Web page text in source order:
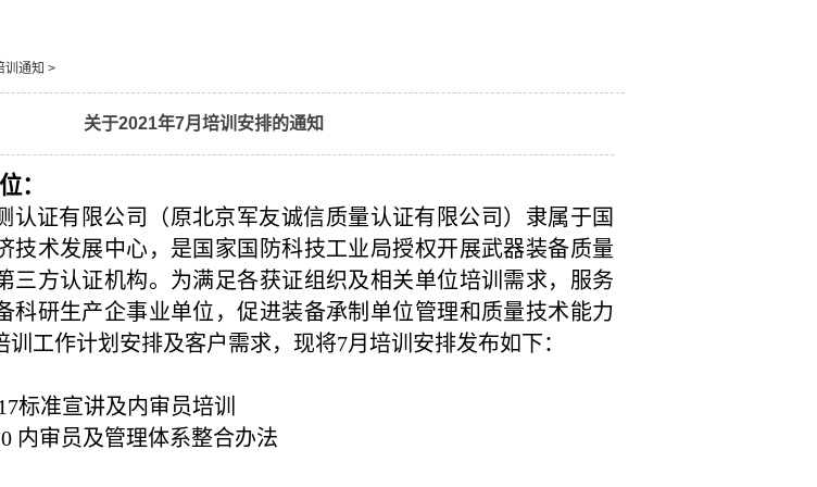
训通知 >
关于2021年7月培训安排的通知
：
认证有限公司（原北京军友诚信质量认证有限公司）隶属于国
技术发展中心，是国家国防科技工业局授权开展武器装备质量
三方认证机构。为满足各获证组织及相关单位培训需求，服务
科研生产企事业单位，促进装备承制单位管理和质量技术能力
训工作计划安排及客户需求，现将7月培训安排发布如下：
标准宣讲及内审员培训
内审员及管理体系整合办法